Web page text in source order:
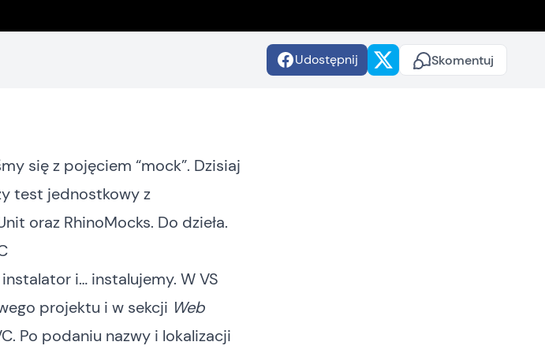
Udostępnij Skomentuj
się z pojęciem “mock”. Dzisiaj
test jednostkowy z
oraz RhinoMocks. Do dzieła.
i… instalujemy. W VS
projektu i w sekcji Web
Po podaniu nazwy i lokalizacji